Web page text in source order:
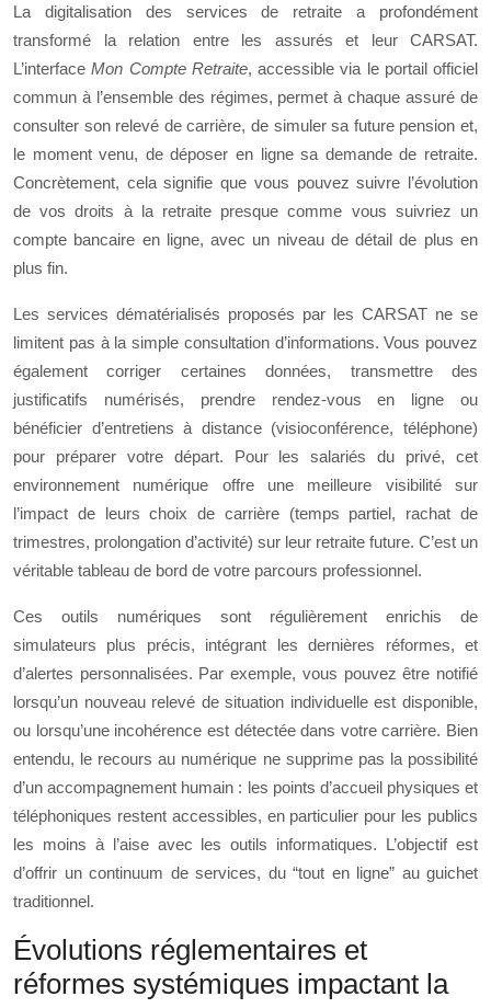
La digitalisation des services de retraite a profondément
transformé la relation entre les assurés et leur CARSAT.
L’interfaceMon Compte Retraite, accessible via le portail officiel
commun à l’ensemble des régimes, permet à chaque assuré de
consulter son relevé de carrière, de simuler sa future pension et,
le moment venu, de déposer en ligne sa demande de retraite.
Concrètement, cela signifie que vous pouvez suivre l’évolution
de vos droits à la retraite presque comme vous suivriez un
compte bancaire en ligne, avec un niveau de détail de plus en
plus fin.
Les services dématérialisés proposés par les CARSAT ne se
limitent pas à la simple consultation d’informations. Vous pouvez
également corriger certaines données, transmettre des
justificatifs numérisés, prendre rendez-vous en ligne ou
bénéficier d’entretiens à distance (visioconférence, téléphone)
pour préparer votre départ. Pour les salariés du privé, cet
environnement numérique offre une meilleure visibilité sur
l’impact de leurs choix de carrière (temps partiel, rachat de
trimestres, prolongation d’activité) sur leur retraite future. C’est un
véritable tableau de bord de votre parcours professionnel.
Ces outils numériques sont régulièrement enrichis de
simulateurs plus précis, intégrant les dernières réformes, et
d’alertes personnalisées. Par exemple, vous pouvez être notifié
lorsqu’un nouveau relevé de situation individuelle est disponible,
ou lorsqu’une incohérence est détectée dans votre carrière. Bien
entendu, le recours au numérique ne supprime pas la possibilité
d’un accompagnement humain : les points d’accueil physiques et
téléphoniques restent accessibles, en particulier pour les publics
les moins à l’aise avec les outils informatiques. L’objectif est
d’offrir un continuum de services, du “tout en ligne” au guichet
traditionnel.
Évolutions réglementaires et
réformes systémiques impactant la